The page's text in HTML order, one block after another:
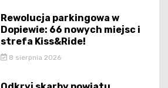
Rewolucja parkingowa w
Dopiewie: 66 nowych miejsc i
strefa Kiss&Ride!
8 sierpnia 2026